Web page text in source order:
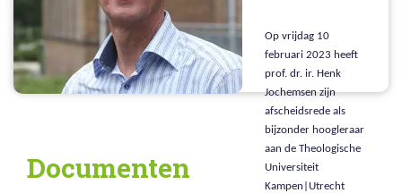
Op vrijdag 10
februari 2023 heeft
prof. dr. ir. Henk
Jochemsen zijn
afscheidsrede als
bijzonder hoogleraar
aan de Theologische
Universiteit
Kampen|Utrecht
Documenten